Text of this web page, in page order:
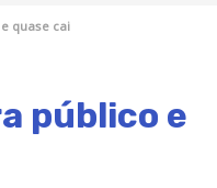
quase cai
público e